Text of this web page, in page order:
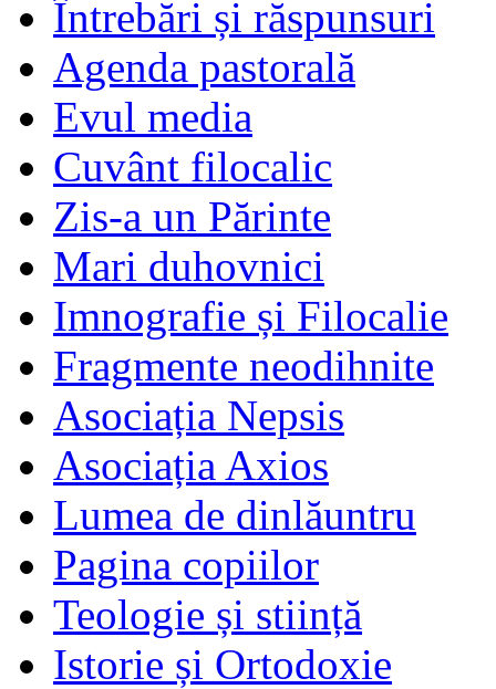
Întrebări și răspunsuri
Agenda pastorală
Evul media
Cuvânt filocalic
Zis-a un Părinte
Mari duhovnici
Imnografie și Filocalie
Fragmente neodihnite
Asociația Nepsis
Asociația Axios
Lumea de dinlăuntru
Pagina copiilor
Teologie și stiință
Istorie și Ortodoxie